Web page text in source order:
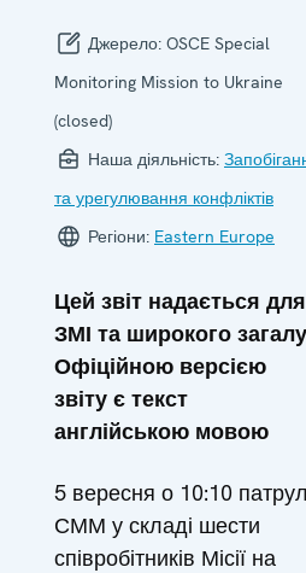
Джерело: OSCE Special
Monitoring Mission to Ukraine
(closed)
Наша діяльність:
та урегулювання конфліктів
Регіони: Eastern Europe
Цей звіт надається для
ЗМІ та широкого
Офіційною версією
звіту є текст
англійською мовою
5 вересня о 10:10
СММ у складі шести
співробітників Місії на